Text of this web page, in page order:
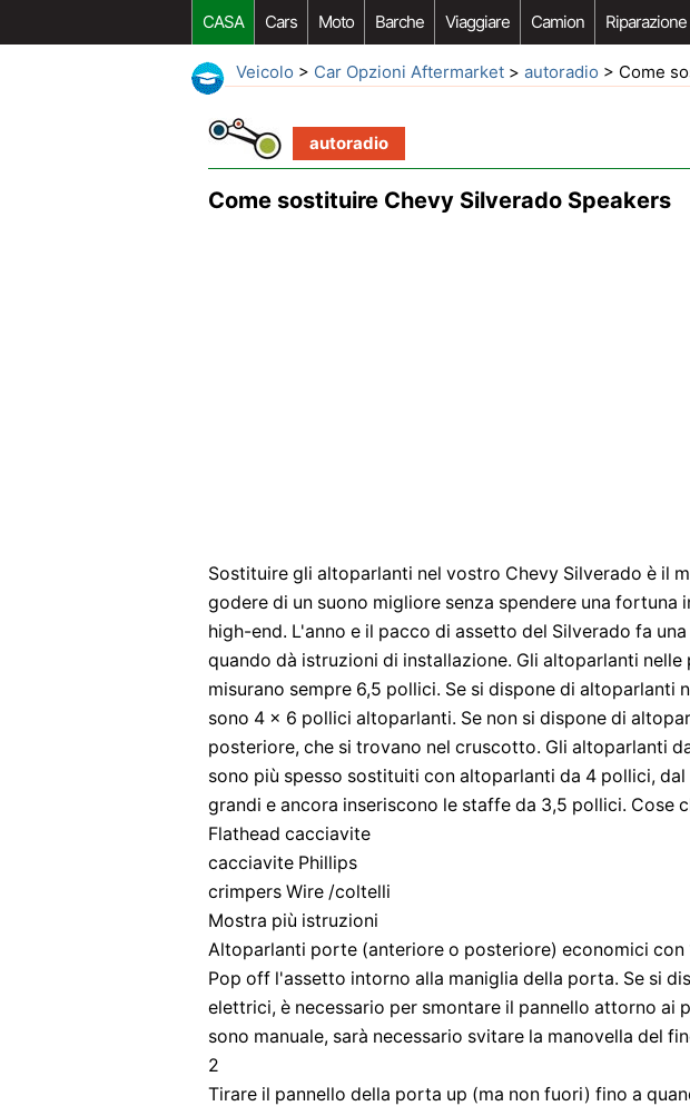
CASA Cars Moto Barche Viaggiare Camion
Veicolo > Car Opzioni Aftermarket > autoradio > Come
autoradio
Come sostituire Chevy Silverado Speakers
Sostituire gli altoparlanti nel vostro Chevy Silverado è il
godere di un suono migliore senza spendere una fortuna
high-end. L'anno e il pacco di assetto del Silverado fa
quando dà istruzioni di installazione. Gli altoparlanti
misurano sempre 6,5 pollici. Se si dispone di altoparlanti
sono 4 x 6 pollici altoparlanti. Se non si dispone di
posteriore, che si trovano nel cruscotto. Gli altoparlanti
sono più spesso sostituiti con altoparlanti da 4 pollici,
grandi e ancora inseriscono le staffe da 3,5 pollici. Cose
Flathead cacciavite
cacciavite Phillips
crimpers Wire /coltelli
Mostra più istruzioni
Altoparlanti porte (anteriore o posteriore) economici con
Pop off l'assetto intorno alla maniglia della porta. Se si
elettrici, è necessario per smontare il pannello attorno ai
sono manuale, sarà necessario svitare la manovella del
2
Tirare il pannello della porta up (ma non fuori) fino a